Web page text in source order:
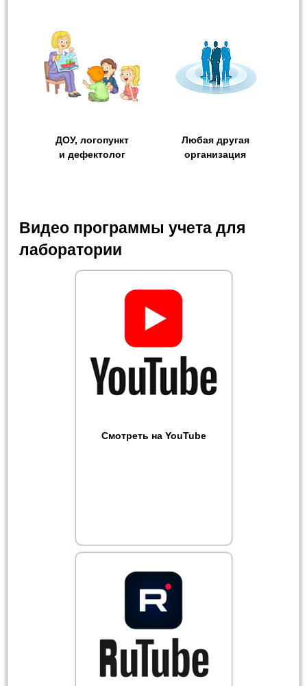
ДОУ, логопункт
и дефектолог
Любая другая
организация
Видео программы учета для
лаборатории
Смотреть на YouTube